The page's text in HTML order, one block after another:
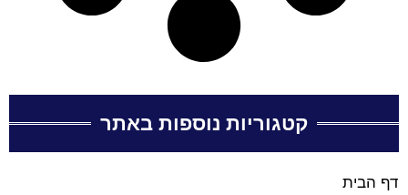
קטגוריות נוספות באתר
דף הבית